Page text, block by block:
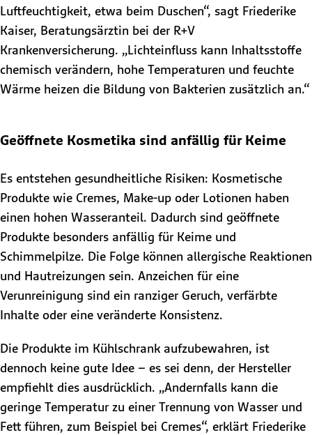
Luftfeuchtigkeit, etwa beim Duschen“, sagt Friederike
Kaiser, Beratungsärztin bei der R+V
Krankenversicherung. „Lichteinfluss kann Inhaltsstoffe
chemisch verändern, hohe Temperaturen und feuchte
Wärme heizen die Bildung von Bakterien zusätzlich an.“
Geöffnete Kosmetika sind anfällig für Keime
Es entstehen gesundheitliche Risiken: Kosmetische
Produkte wie Cremes, Make-up oder Lotionen haben
einen hohen Wasseranteil. Dadurch sind geöffnete
Produkte besonders anfällig für Keime und
Schimmelpilze. Die Folge können allergische Reaktionen
und Hautreizungen sein. Anzeichen für eine
Verunreinigung sind ein ranziger Geruch, verfärbte
Inhalte oder eine veränderte Konsistenz.
Die Produkte im Kühlschrank aufzubewahren, ist
dennoch keine gute Idee – es sei denn, der Hersteller
empfiehlt dies ausdrücklich. „Andernfalls kann die
geringe Temperatur zu einer Trennung von Wasser und
Fett führen, zum Beispiel bei Cremes“, erklärt Friederike